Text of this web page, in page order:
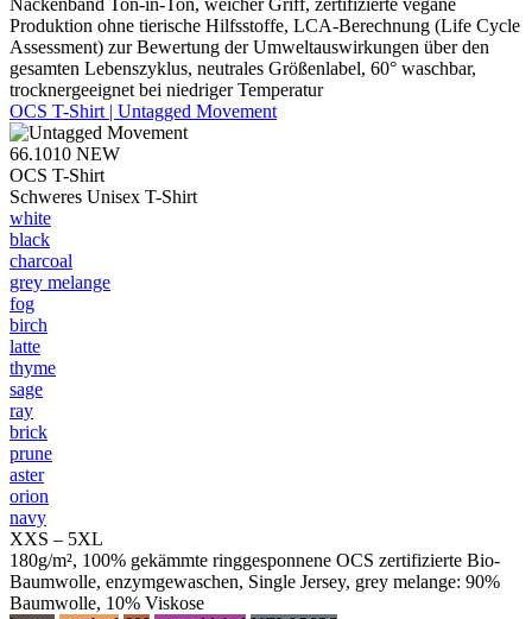
Nackenband Ton-in-Ton, weicher Griff, zertifizierte vegane
Produktion ohne tierische Hilfsstoffe, LCA-Berechnung (Life Cycle
Assessment) zur Bewertung der Umweltauswirkungen über den
gesamten Lebenszyklus, neutrales Größenlabel, 60° waschbar,
trocknergeeignet bei niedriger Temperatur
OCS T-Shirt | Untagged Movement
66.1010 NEW
OCS T-Shirt
Schweres Unisex T-Shirt
white
black
charcoal
grey melange
fog
birch
latte
thyme
sage
ray
brick
prune
aster
orion
navy
XXS – 5XL
180g/m², 100% gekämmte ringgesponnene OCS zertifizierte Bio-
Baumwolle, enzymgewaschen, Single Jersey, grey melange: 90%
Baumwolle, 10% Viskose